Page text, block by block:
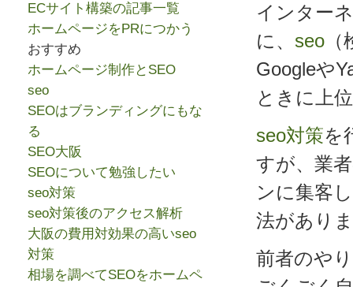
インター
に、 seo
Googleや
ときに上
seo対策を
すが、業
ンに集客
法があり
前者のや
ECサイト構築の記事一覧
ホームページをPRにつかう
おすすめ
ホームページ制作とSEO
seo
SEOはブランディングにもな
る
SEO大阪
SEOについて勉強したい
seo対策
seo対策後のアクセス解析
大阪の費用対効果の高いseo
対策
相場を調べてSEOをホームペ